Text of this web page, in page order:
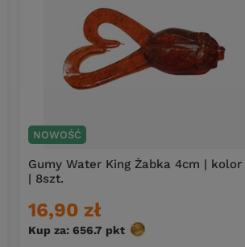
NOWOŚĆ
Gumy Water King Żabka 4cm | kolor
| 8szt.
16,90 zł
Kup za: 656.7 pkt punktów